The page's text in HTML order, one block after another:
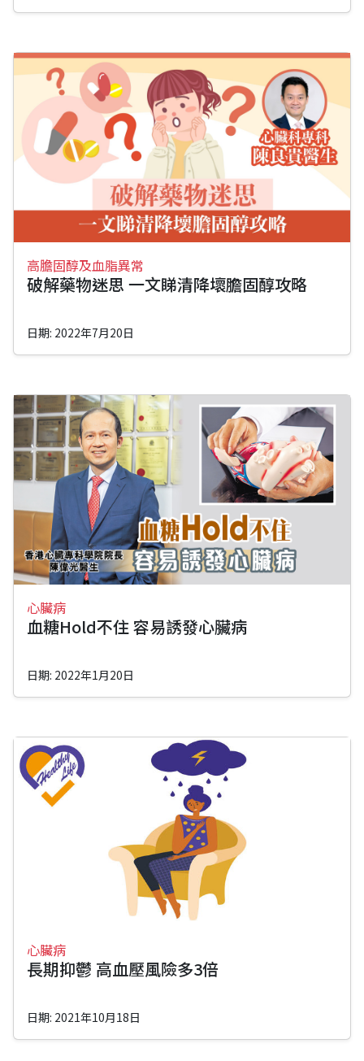
高膽固醇及血脂異常
破解藥物迷思 一文睇清降壞膽固醇攻略
日期: 2022年7月20日
心臟病
血糖Hold不住 容易誘發心臟病
日期: 2022年1月20日
心臟病
長期抑鬱 高血壓風險多3倍
日期: 2021年10月18日